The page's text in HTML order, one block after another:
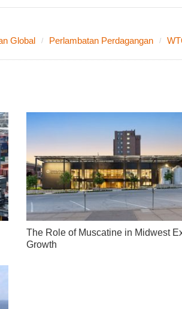
Global Perlambatan Perdagangan
The Role of Muscatine in Midwest
Growth